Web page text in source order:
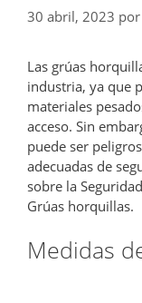
30 abril, 2023 por
Las grúas
industria, ya que
materiales
acceso. Sin
puede ser
adecuadas de
sobre la
Grúas horquillas.
Medidas